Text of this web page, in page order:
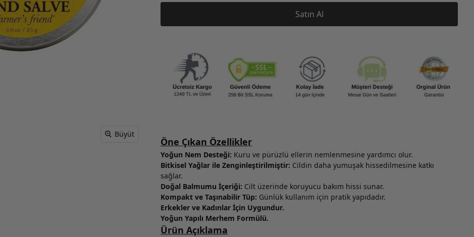
Büyüt
Satın Al
Öne Çıkan Özellikler
Yoğun Nem Desteği: Kuru ve pürüzlü ellerin nemlenmesine yardımcı olur.
Bitkisel Yağlar ile Zenginleştirilmiştir: Cildin daha yumuşak hissedilmesine katkı
sağlar.
Doğal Balmumu İçeriği: Cilt üzerinde koruyucu bakım hissi sunar.
Kompakt ve Taşınabilir Tüp: Günlük kullanım için pratik yapıdadır.
Erkekler ve Kadınlar İçin Uygundur.
Yoğun Yapılı Merhem Formülü.
Ürün Açıklama